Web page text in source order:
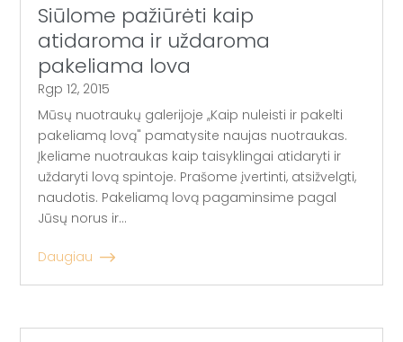
Siūlome pažiūrėti kaip
atidaroma ir uždaroma
pakeliama lova
Rgp 12, 2015
Mūsų nuotraukų galerijoje ,,Kaip nuleisti ir pakelti
pakeliamą lovą" pamatysite naujas nuotraukas.
Įkeliame nuotraukas kaip taisyklingai atidaryti ir
uždaryti lovą spintoje. Prašome įvertinti, atsižvelgti,
naudotis. Pakeliamą lovą pagaminsime pagal
Jūsų norus ir...
Daugiau